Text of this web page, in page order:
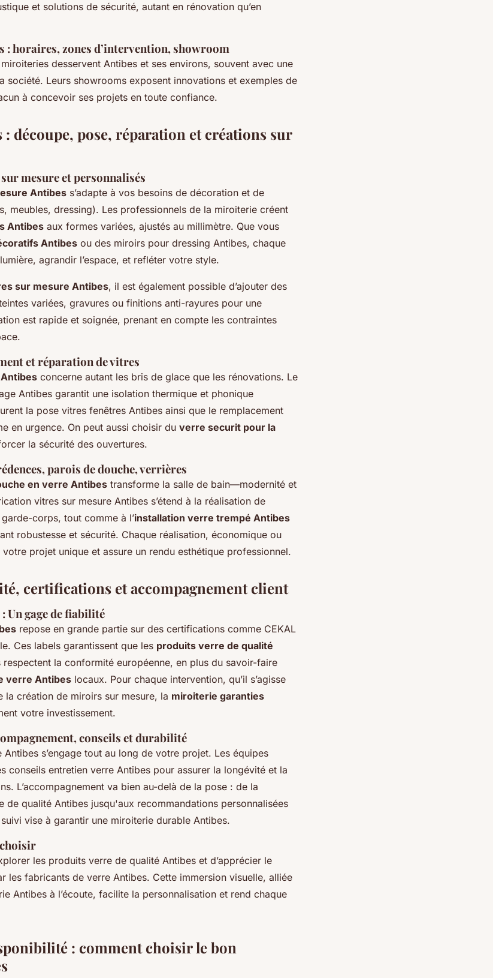
et solutions de sécurité, autant en rénovation qu’en
horaires, zones d’intervention, showroom
desservent Antibes et ses environs, souvent avec une
société. Leurs showrooms exposent innovations et exemples de
à concevoir ses projets en toute confiance.
: découpe, pose, réparation et créations sur
mesure et personnalisés
Antibes s’adapte à vos besoins de décoration et de
meubles, dressing). Les professionnels de la miroiterie créent
Antibes aux formes variées, ajustés au millimètre. Que vous
Antibes ou des miroirs pour dressing Antibes, chaque
agrandir l’espace, et refléter votre style.
sur mesure Antibes, il est également possible d’ajouter des
variées, gravures ou finitions anti-rayures pour une
est rapide et soignée, prenant en compte les contraintes
et réparation de vitres
concerne autant les bris de glace que les rénovations. Le
Antibes garantit une isolation thermique et phonique
la pose vitres fenêtres Antibes ainsi que le remplacement
en urgence. On peut aussi choisir du verre securit pour la
la sécurité des ouvertures.
parois de douche, verrières
en verre Antibes transforme la salle de bain—modernité et
vitres sur mesure Antibes s’étend à la réalisation de
corps, tout comme à l’installation verre trempé Antibes
robustesse et sécurité. Chaque réalisation, économique ou
projet unique et assure un rendu esthétique professionnel.
certifications et accompagnement client
Un gage de fiabilité
repose en grande partie sur des certifications comme CEKAL
Ces labels garantissent que les produits verre de qualité
respectent la conformité européenne, en plus du savoir-faire
verre Antibes locaux. Pour chaque intervention, qu’il s’agisse
la création de miroirs sur mesure, la miroiterie garanties
votre investissement.
conseils et durabilité
s’engage tout au long de votre projet. Les équipes
conseils entretien verre Antibes pour assurer la longévité et la
L’accompagnement va bien au-delà de la pose : de la
de qualité Antibes jusqu'aux recommandations personnalisées
vise à garantir une miroiterie durable Antibes.
les produits verre de qualité Antibes et d’apprécier le
les fabricants de verre Antibes. Cette immersion visuelle, alliée
Antibes à l’écoute, facilite la personnalisation et rend chaque
: comment choisir le bon